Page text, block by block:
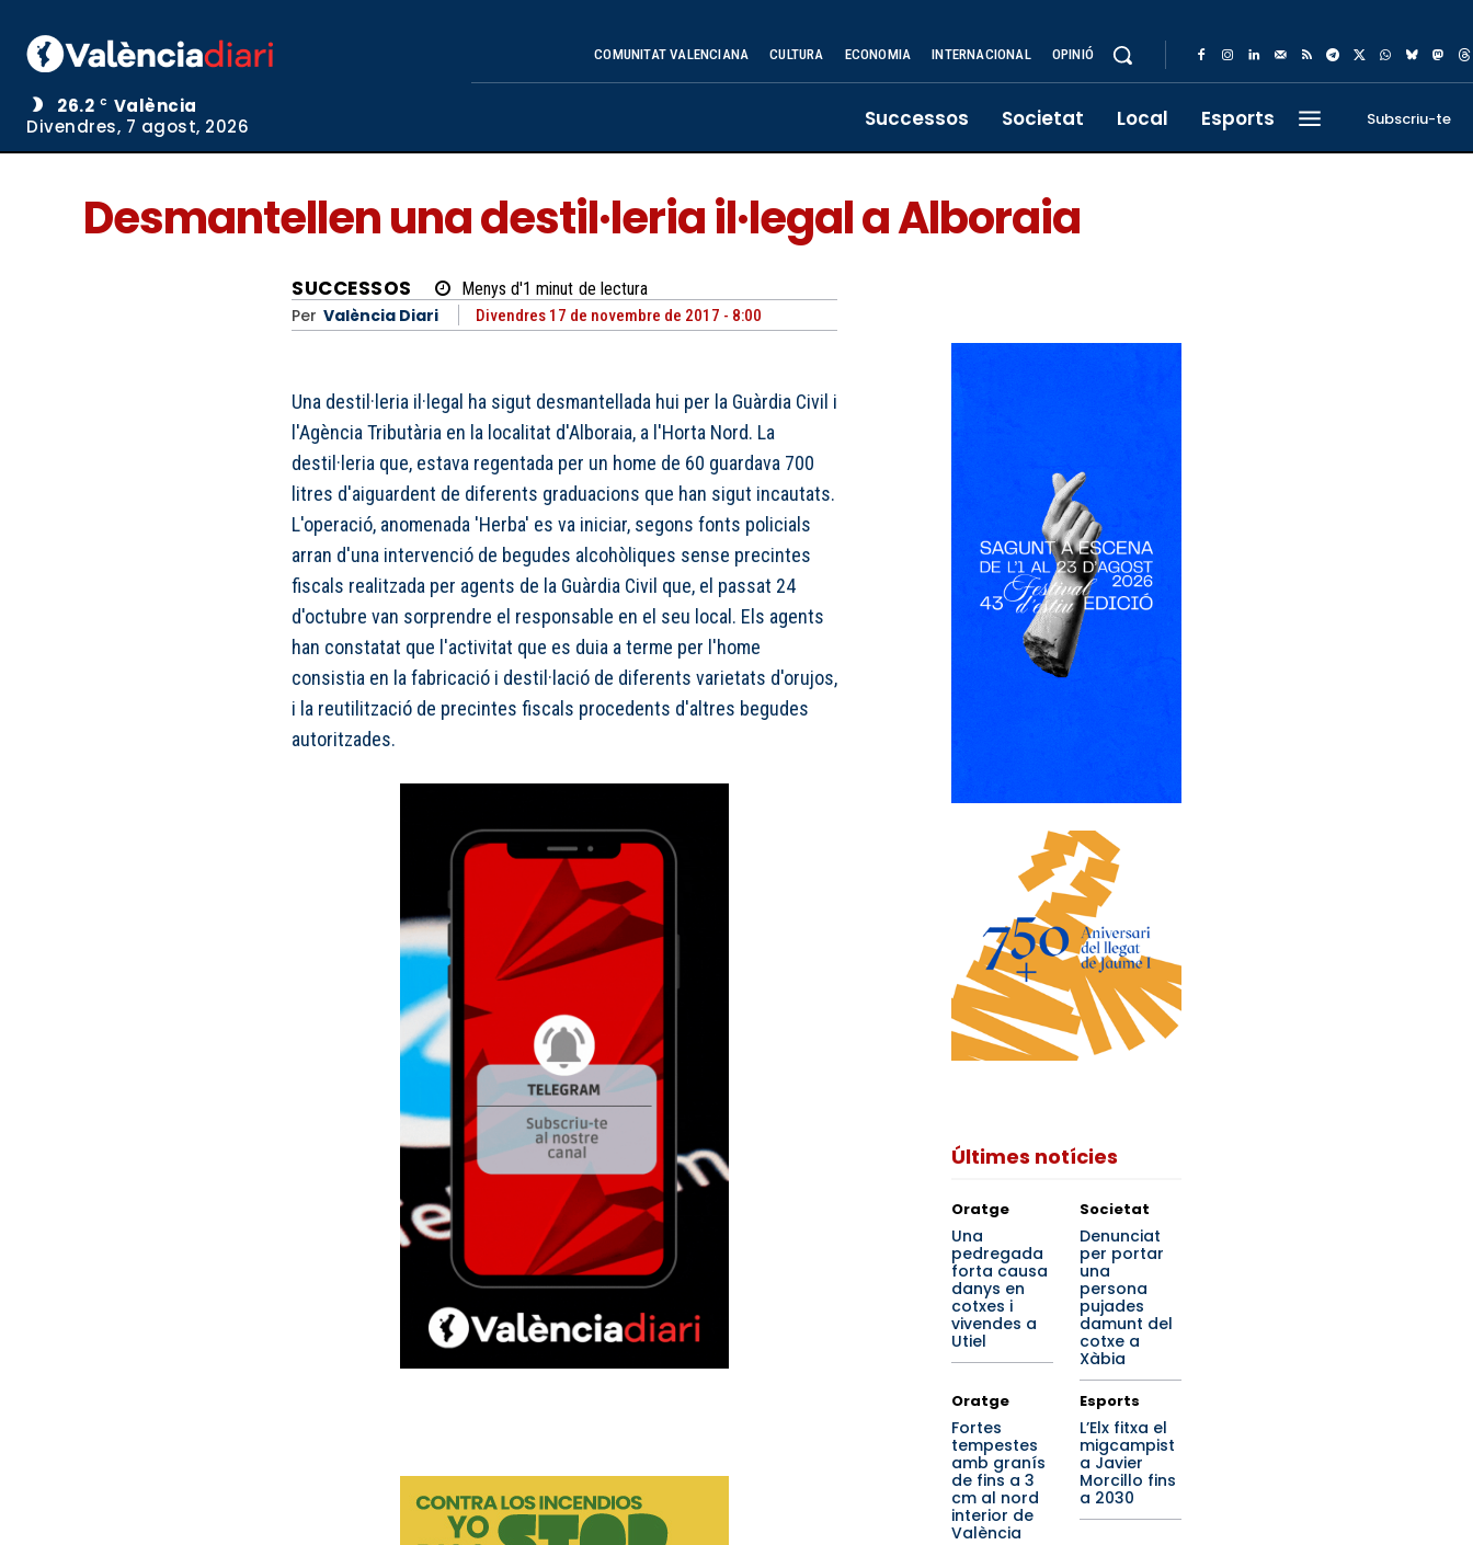
26.2 C
València
Divendres, 7 agost, 2026
COMUNITAT VALENCIANA CULTURA ECONOMIA INTERNACIONAL OPINIÓ
Successos Societat Local Esports Subscriu-te
Desmantellen una destil·leria il·legal a Alboraia
SUCCESSOS Menys d'1 minut de lectura
Per València Diari Divendres 17 de novembre de 2017 - 8:00
Una destil·leria il·legal ha sigut desmantellada hui per la Guàrdia Civil i
l'Agència Tributària en la localitat d'Alboraia, a l'Horta Nord. La
destil·leria que, estava regentada per un home de 60 guardava 700
litres d'aiguardent de diferents graduacions que han sigut incautats.
L'operació, anomenada 'Herba' es va iniciar, segons fonts policials
arran d'una intervenció de begudes alcohòliques sense precintes
fiscals realitzada per agents de la Guàrdia Civil que, el passat 24
d'octubre van sorprendre el responsable en el seu local. Els agents
han constatat que l'activitat que es duia a terme per l'home
consistia en la fabricació i destil·lació de diferents varietats d'orujos,
i la reutilització de precintes fiscals procedents d'altres begudes
autoritzades.
Últimes notícies
Oratge
Una
pedregada
forta causa
danys en
cotxes i
vivendes a
Utiel
Societat
Denunciat
per portar
una
persona
pujades
damunt del
cotxe a
Xàbia
Oratge
Fortes
tempestes
amb granís
de fins a 3
cm al nord
interior de
València
Esports
L’Elx fitxa el
migcampist
a Javier
Morcillo fins
a 2030